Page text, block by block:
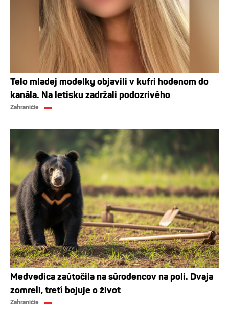
Telo mladej modelky objavili v kufri hodenom do
kanála. Na letisku zadržali podozrivého
Zahraničie
Medvedica zaútočila na súrodencov na poli. Dvaja
zomreli, tretí bojuje o život
Zahraničie